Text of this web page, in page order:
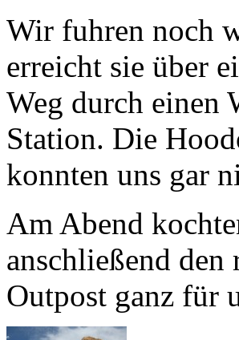
Wir fuhren noch
erreicht sie über
Weg durch einen
Station. Die
konnten uns gar
Am Abend
anschließend
Outpost ganz für